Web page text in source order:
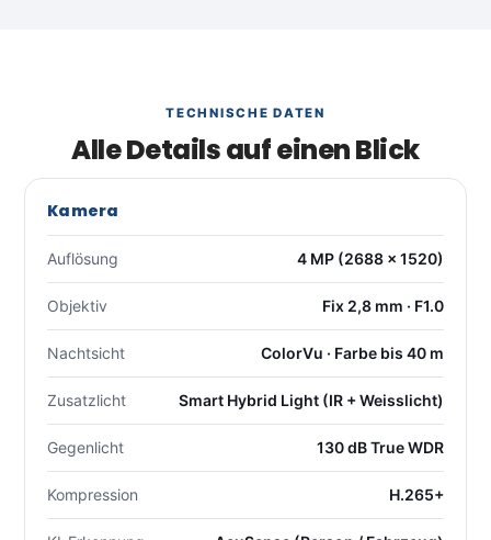
TECHNISCHE DATEN
Alle Details auf einen Blick
Kamera
Auflösung 4 MP (2688 × 1520)
Objektiv Fix 2,8 mm · F1.0
Nachtsicht ColorVu · Farbe bis 40 m
Zusatzlicht Smart Hybrid Light (IR + Weisslicht)
Gegenlicht 130 dB True WDR
Kompression H.265+